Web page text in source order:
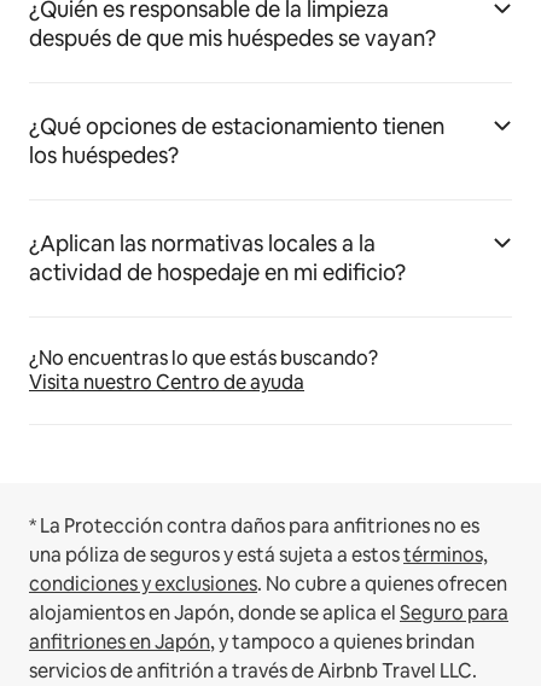
¿Quién es responsable de la limpieza
después de que mis huéspedes se vayan?
¿Qué opciones de estacionamiento tienen
los huéspedes?
¿Aplican las normativas locales a la
actividad de hospedaje en mi edificio?
¿No encuentras lo que estás buscando?
Visita nuestro Centro de ayuda
* La Protección contra daños para anfitriones no es
una póliza de seguros y está sujeta a estostérminos,
condiciones y exclusiones. No cubre a quienes ofrecen
alojamientos en Japón, donde se aplica elSeguro para
anfitriones en Japón, y tampoco a quienes brindan
servicios de anfitrión a través de Airbnb Travel LLC.